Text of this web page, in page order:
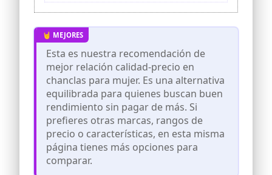
Esta es nuestra recomendación de
mejor relación calidad-precio en
chanclas para mujer. Es una alternativa
equilibrada para quienes buscan buen
rendimiento sin pagar de más. Si
prefieres otras marcas, rangos de
precio o características, en esta misma
página tienes más opciones para
comparar.